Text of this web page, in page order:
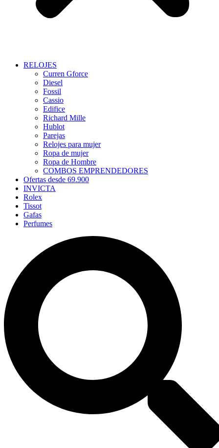
RELOJES
Curren Gforce
Diesel
Fossil
Cassio
Edifice
Richard Mille
Hublot
Parejas
Relojes para mujer
Ropa de mujer
Ropa de Hombre
COMBOS EMPRENDEDORES
Ofertas desde 69.900
INVICTA
Rolex
Tissot
Gafas
Perfumes